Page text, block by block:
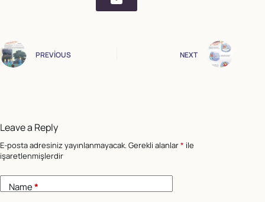
PREVIOUS NEXT
Leave a Reply
E-posta adresiniz yayınlanmayacak. Gerekli alanlar* ile
işaretlenmişlerdir
Name*